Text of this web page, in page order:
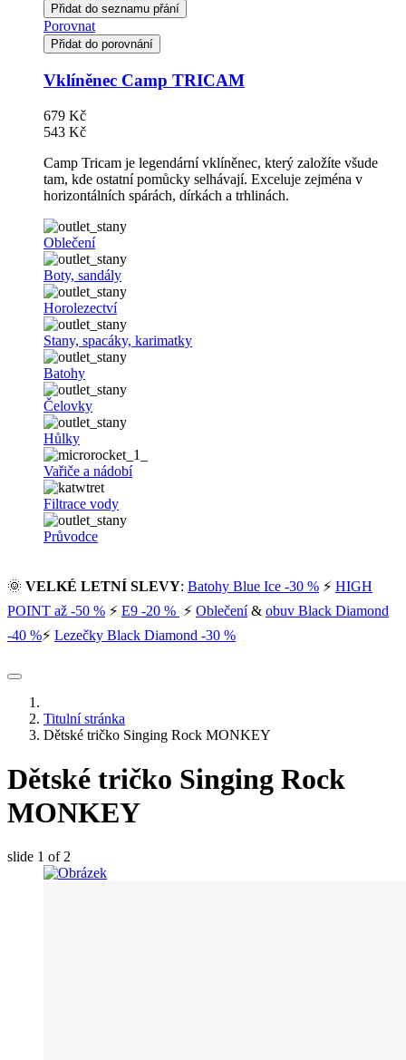
Přidat do seznamu přání
Porovnat
Přidat do porovnání
Vklíněnec Camp TRICAM
679 Kč
543 Kč
Camp Tricam je legendární vklíněnec, který založíte všude
tam, kde ostatní pomůcky selhávají. Exceluje zejména v
horizontálních spárách, dírkách a trhlinách.
Oblečení
Boty, sandály
Horolezectví
Stany, spacáky, karimatky
Batohy
Čelovky
Hůlky
Vařiče a nádobí
Filtrace vody
Průvodce
🌞 VELKÉ LETNÍ SLEVY: Batohy Blue Ice -30 % ⚡ HIGH
POINT až -50 % ⚡ E9 -20 % ⚡ Oblečení& obuv Black Diamond
-40 %⚡ Lezečky Black Diamond -30 %
Titulní stránka
Dětské tričko Singing Rock MONKEY
Dětské tričko Singing Rock
MONKEY
slide 1 of 2